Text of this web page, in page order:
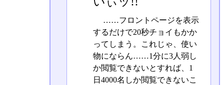
……フロントページを表示
するだけで20秒チョイもかか
ってしまう。これじゃ、使い
物にならん……1分に3人弱し
か閲覧できないとすれば、1
日4000名しか閲覧できないこ